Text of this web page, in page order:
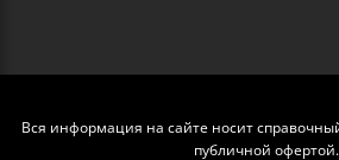
Вся информация на сайте носит
публичной офертой.